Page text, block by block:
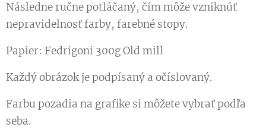
Následne ručne potláčaný, čím môže vzniknúť
nepravidelnosť farby, farebné stopy.
Papier: Fedrigoni 300g Old mill
Každý obrázok je podpísaný a očíslovaný.
Farbu pozadia na grafike si môžete vybrať podľa
seba.